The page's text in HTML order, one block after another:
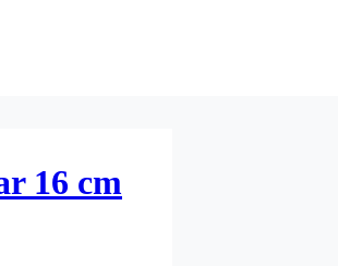
16 cm